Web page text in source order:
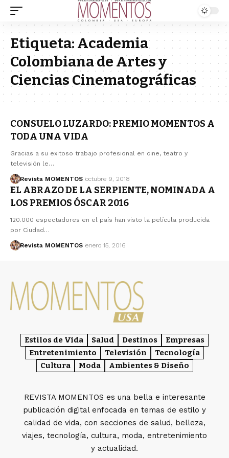
Etiqueta: Academia
Colombiana de Artes y
Ciencias Cinematográficas
CONSUELO LUZARDO: PREMIO MOMENTOS A
TODA UNA VIDA
Gracias a su exitoso trabajo profesional en cine, teatro y
televisión le…
Revista MOMENTOS octubre 9, 2018
EL ABRAZO DE LA SERPIENTE, NOMINADA A
LOS PREMIOS ÓSCAR 2016
120.000 espectadores en el país han visto la película producida
por Ciudad…
Revista MOMENTOS enero 15, 2016
Estilos de Vida Salud Destinos
Empresas
Entretenimiento
Televisión
Tecnología
Cultura
Moda Ambientes & Diseño
REVISTA MOMENTOS es una bella e interesante
publicación digital enfocada en temas de estilo y
calidad de vida, con secciones de salud, belleza,
viajes, tecnología, cultura, moda, entretenimiento
y actualidad.